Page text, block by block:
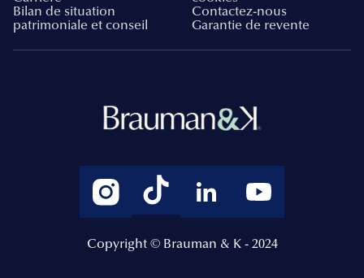
Bilan de situation
patrimoniale et conseil
Contactez-nous
Garantie de revente
Copyright © Brauman & K - 2024